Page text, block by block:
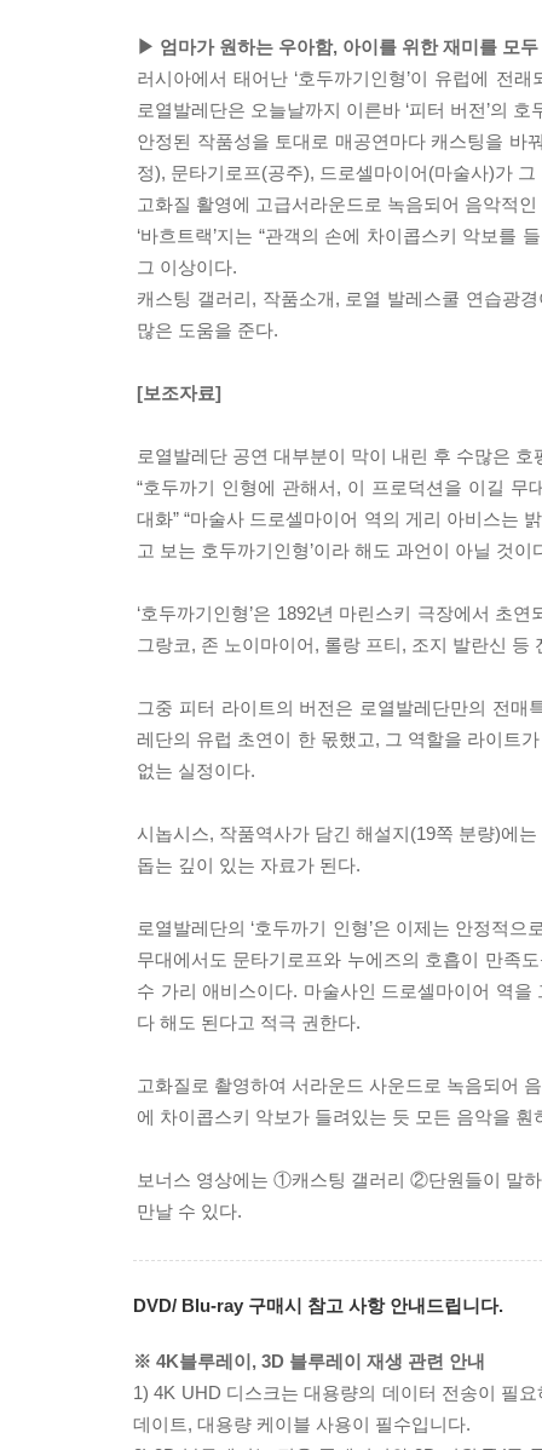
▶ 엄마가 원하는 우아함, 아이를 위한 재미를 모
러시아에서 태어난 ‘호두까기인형’이 유럽에 전
로열발레단은 오늘날까지 이른바 ‘피터 버전’의
안정된 작품성을 토대로 매공연마다 캐스팅을 바
정), 문타기로프(공주), 드로셀마이어(마술사)가
고화질 활영에 고급서라운드로 녹음되어 음악적
‘바흐트랙’지는 “관객의 손에 차이콥스키 악보를
그 이상이다.
캐스팅 갤러리, 작품소개, 로열 발레스쿨 연습광
많은 도움을 준다.
[보조자료]
로열발레단 공연 대부분이 막이 내린 후 수많은
“호두까기 인형에 관해서, 이 프로덕션을 이길 무
대화” “마술사 드로셀마이어 역의 게리 아비스는
고 보는 호두까기인형’이라 해도 과언이 아닐 것이
‘호두까기인형’은 1892년 마린스키 극장에서 초
그랑코, 존 노이마이어, 롤랑 프티, 조지 발란신
그중 피터 라이트의 버전은 로열발레단만의 전매
레단의 유럽 초연이 한 몫했고, 그 역할을 라이트
없는 실정이다.
시놉시스, 작품역사가 담긴 해설지(19쪽 분량)에
돕는 깊이 있는 자료가 된다.
로열발레단의 ‘호두까기 인형’은 이제는 안정적
무대에서도 문타기로프와 누에즈의 호흡이 만족
수 가리 애비스이다. 마술사인 드로셀마이어 역
다 해도 된다고 적극 권한다.
고화질로 촬영하여 서라운드 사운드로 녹음되어
에 차이콥스키 악보가 들려있는 듯 모든 음악을 훤
보너스 영상에는 ①캐스팅 갤러리 ②단원들이 말
만날 수 있다.
DVD/ Blu-ray 구매시 참고 사항 안내드립니다.
※ 4K블루레이, 3D 블루레이 재생 관련 안내
1) 4K UHD 디스크는 대용량의 데이터 전송이 필
데이트, 대용량 케이블 사용이 필수입니다.